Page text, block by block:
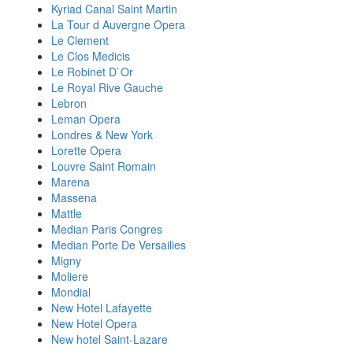
Kyriad Canal Saint Martin
La Tour d Auvergne Opera
Le Clement
Le Clos Medicis
Le Robinet D`Or
Le Royal Rive Gauche
Lebron
Leman Opera
Londres & New York
Lorette Opera
Louvre Saint Romain
Marena
Massena
Mattle
Median Paris Congres
Median Porte De Versailies
Migny
Moliere
Mondial
New Hotel Lafayette
New Hotel Opera
New hotel Saint-Lazare